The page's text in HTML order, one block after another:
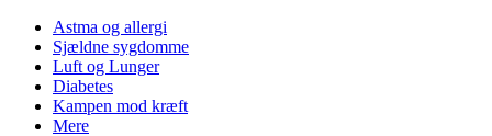
Astma og allergi
Sjældne sygdomme
Luft og Lunger
Diabetes
Kampen mod kræft
Mere